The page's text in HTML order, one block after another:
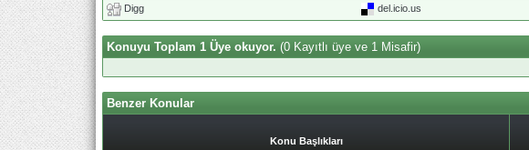
Digg
del.icio.us
Konuyu Toplam 1 Üye okuyor. (0 Kayıtlı üye ve 1 Misafir)
Benzer Konular
Konu Başlıkları